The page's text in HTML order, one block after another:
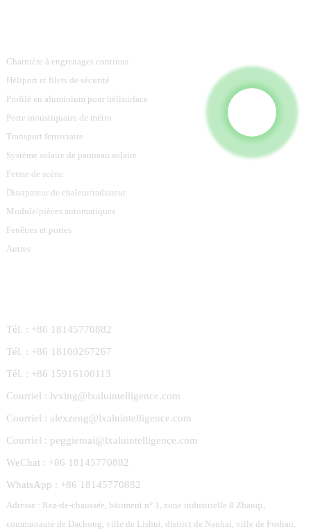
Charnière à engrenages continus
Héliport et filets de sécurité
Profilé en aluminium pour hélisurface
Porte moustiquaire de métro
Transport ferroviaire
Système solaire de panneau solaire
Ferme de scène
Dissipateur de chaleur/radiateur
Module/pièces automatiques
Fenêtres et portes
Autres
Tél. : +86 18145770882
Tél. : +86 18100267267
Tél. : +86 15916100113
Courriel : lvxing@lxaluintelligence.com
Courriel : alexzeng@lxaluintelligence.com
Courriel : peggiemai@lxaluintelligence.com
WeChat : +86 18145770882
WhatsApp : +86 18145770882
Adresse : Rez-de-chaussée, bâtiment n° 1, zone industrielle 8 Zhanqi,
communauté de Dachong, ville de Lishui, district de Nanhai, ville de Foshan,